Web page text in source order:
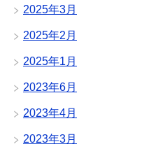
2025年3月
2025年2月
2025年1月
2023年6月
2023年4月
2023年3月